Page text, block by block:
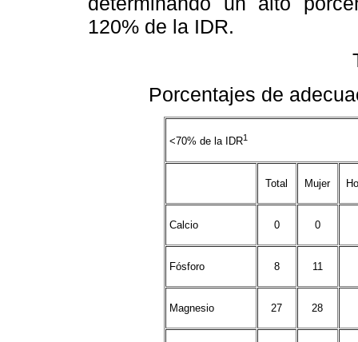
120% de la IDR.
Porcentajes de
<70% de la IDR1
Total Mujer
Calcio 0 0
Fósforo 8 11
Magnesio 27 28